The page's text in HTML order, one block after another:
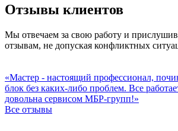
Отзывы клиентов
Мы отвечаем за свою работу и
отзывам, не допуская конфликтных
«Мастер - настоящий профессионал,
блок без каких-либо проблем. Все
довольна сервисом МБР-групп!»
Все отзывы